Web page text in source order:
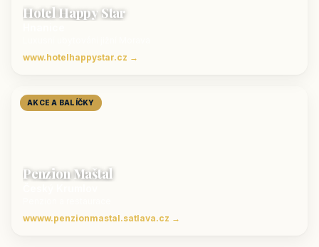
Hotel Happy Star
www.hotelhappystar.cz →
AKCE A BALÍČKY
Penzion Maštal
wwww.penzionmastal.satlava.cz →